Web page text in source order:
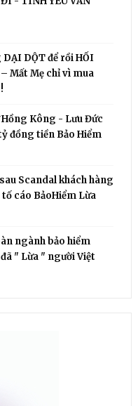
DỘT để rồi HỐI
Mất Mẹ chỉ vì mua
Kông - Lưu Đức
đồng tiền Bảo Hiểm
Scandal khách hàng
cáo BảoHiểm Lừa
ngành bảo hiểm
" Lừa " người Việt